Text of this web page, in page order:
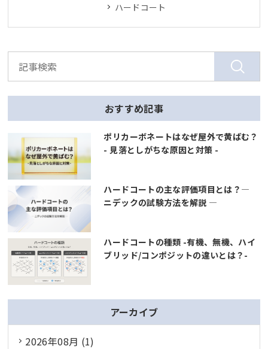
ハードコート
おすすめ記事
ポリカーボネートはなぜ屋外で黄ばむ？
- 見落としがちな原因と対策 -
ハードコートの主な評価項目とは？―
ニデックの試験方法を解説 ―
ハードコートの種類 -有機、無機、ハイ
ブリッド/コンポジットの違いとは？-
アーカイブ
2026年08月 (1)